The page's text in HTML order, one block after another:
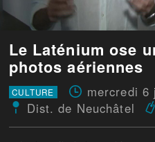
Le Laténium ose
photos aériennes
CULTURE mercredi 6
Dist. de Neuchâtel